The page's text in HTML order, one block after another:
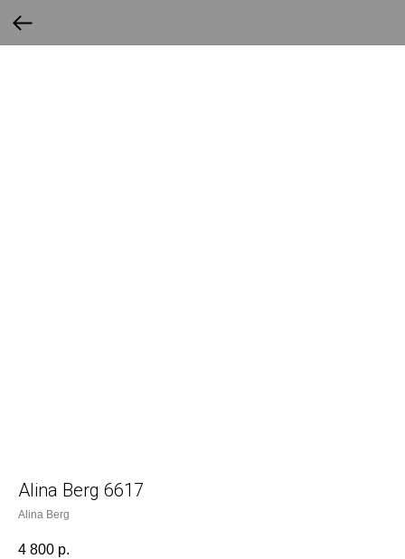
Alina Berg 6617
Alina Berg
4 800 р.